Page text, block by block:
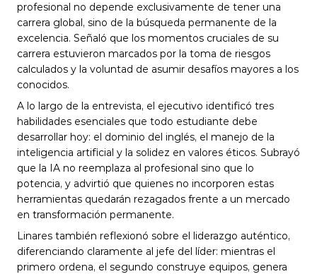
profesional no depende exclusivamente de tener una
carrera global, sino de la búsqueda permanente de la
excelencia. Señaló que los momentos cruciales de su
carrera estuvieron marcados por la toma de riesgos
calculados y la voluntad de asumir desafíos mayores a los
conocidos.
A lo largo de la entrevista, el ejecutivo identificó tres
habilidades esenciales que todo estudiante debe
desarrollar hoy: el dominio del inglés, el manejo de la
inteligencia artificial y la solidez en valores éticos. Subrayó
que la IA no reemplaza al profesional sino que lo
potencia, y advirtió que quienes no incorporen estas
herramientas quedarán rezagados frente a un mercado
en transformación permanente.
Linares también reflexionó sobre el liderazgo auténtico,
diferenciando claramente al jefe del líder: mientras el
primero ordena, el segundo construye equipos, genera